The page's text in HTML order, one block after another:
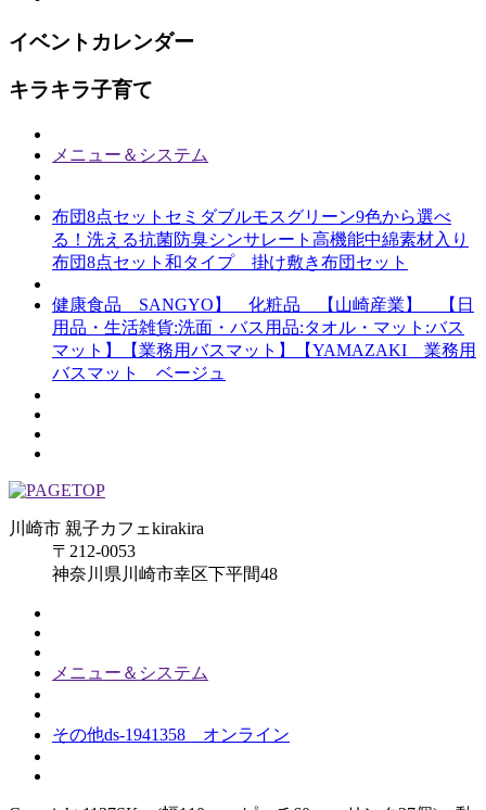
イベントカレンダー
キラキラ子育て
メニュー＆システム
布団8点セットセミダブルモスグリーン9色から選べ
る！洗える抗菌防臭シンサレート高機能中綿素材入り
布団8点セット和タイプ 掛け敷き布団セット
健康食品 SANGYO】 化粧品 【山崎産業】 【日
用品・生活雑貨:洗面・バス用品:タオル・マット:バス
マット】【業務用バスマット】【YAMAZAKI 業務用
バスマット ベージュ
川崎市 親子カフェkirakira
〒212-0053
神奈川県川崎市幸区下平間48
メニュー＆システム
その他ds-1941358 オンライン